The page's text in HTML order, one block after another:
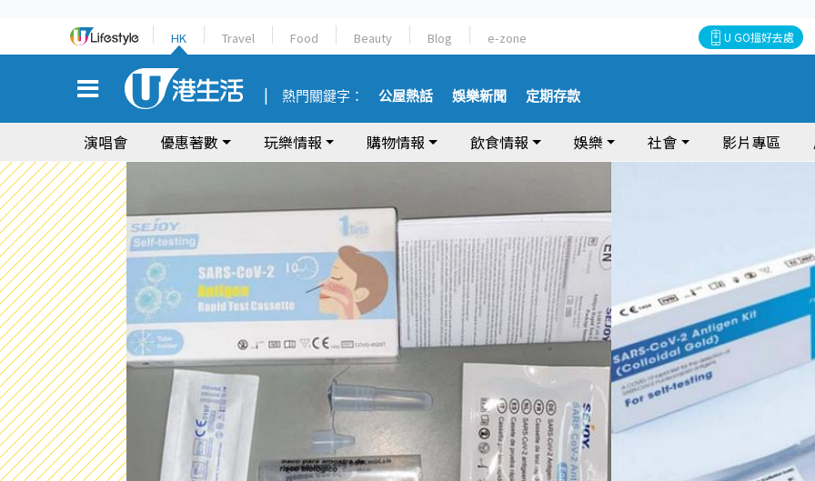
HK Travel Food Beauty Blog e-zone U GO搵好去處
熱門關鍵字： 公屋熱話 娛樂新聞 定期存款
演唱會 優惠著數 玩樂情報 購物情報 飲食情報 娛樂 社會 影片專區